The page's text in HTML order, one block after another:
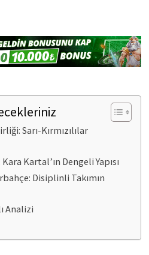
Sarı-Kırmızılılar
Kartal’ın Dengeli Yapısı
Disiplinli Takımın
Analizi